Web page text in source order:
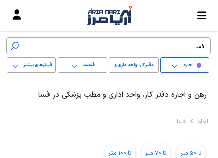
اجاره دفتر کار، واحد اداری و
مطب پزشکی
قیمت فیلترهای بیشتر
رهن و اجاره دفتر کار، واحد اداری و مطب پزشکی در فسا
اجاره فسا
تا 50 متر تا 70 متر تا 100 متر